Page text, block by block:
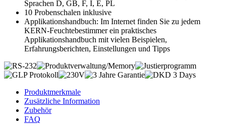
Sprachen D, GB, F, I, E, PL
10 Probenschalen inklusive
Applikationshandbuch: Im Internet finden Sie zu jedem
KERN-Feuchtebestimmer ein praktisches
Applikationshandbuch mit vielen Beispielen,
Erfahrungsberichten, Einstellungen und Tipps
Produktmerkmale
Zusätzliche Information
Zubehör
FAQ